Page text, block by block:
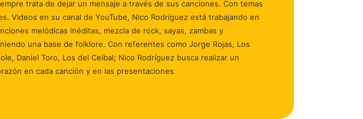
trata de dejar un mensaje a través de sus canciones. Con temas
Videos en su canal de YouTube, Nico Rodríguez está trabajando en
melódicas inéditas, mezcla de rock, sayas, zambas y
una base de folklore. Con referentes como Jorge Rojas, Los
Daniel Toro, Los del Ceibal; Nico Rodríguez busca realizar un
en cada canción y en las presentaciones